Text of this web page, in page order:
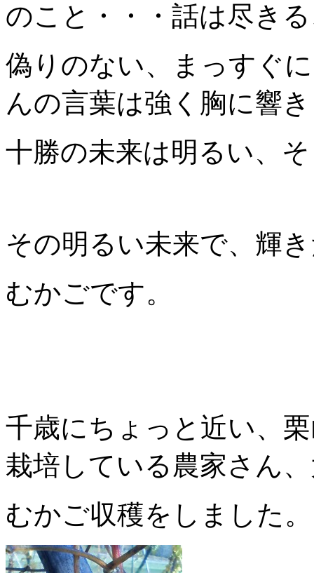
のこと・・・話は尽き
偽りのない、まっすぐ
んの言葉は強く胸に響
十勝の未来は明るい、
その明るい未来で、輝
むかごです。
千歳にちょっと近い、
栽培している農家さん
むかご収穫をしました